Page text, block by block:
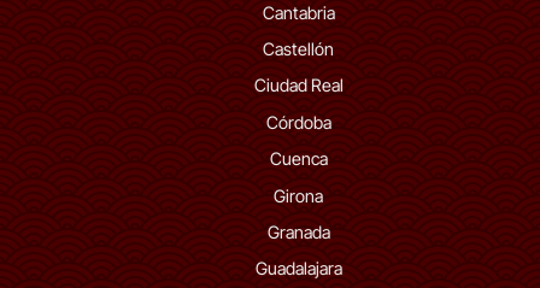
Cantabria
Castellón
Ciudad Real
Córdoba
Cuenca
Girona
Granada
Guadalajara